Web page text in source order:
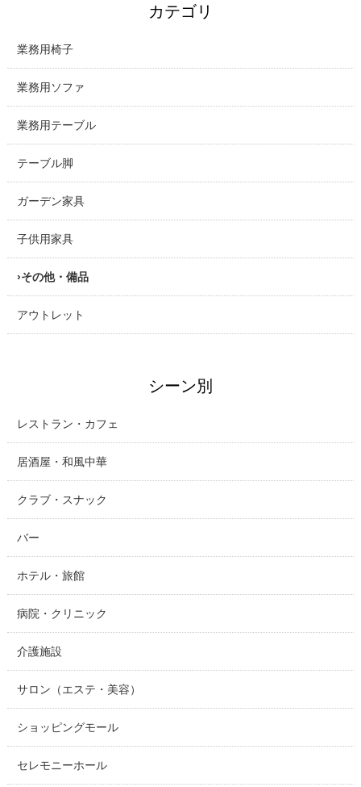
カテゴリ
業務用椅子
業務用ソファ
業務用テーブル
テーブル脚
ガーデン家具
子供用家具
その他・備品
アウトレット
シーン別
レストラン・カフェ
居酒屋・和風中華
クラブ・スナック
バー
ホテル・旅館
病院・クリニック
介護施設
サロン（エステ・美容）
ショッピングモール
セレモニーホール